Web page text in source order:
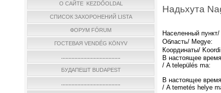
О САЙТЕ KEZDŐOLDAL
СПИСОК ЗАХОРОНЕНИЙ LISTA
ФОРУМ FÓRUM
ГОСТЕВАЯ VENDÉG KÖNYV
БУДАПЕШТ BUDAPEST
Надьхута
Населенный
Область/ Megye:
Координаты/
В настоящее
/ A település ma:
В настоящее
/ A temetés helye